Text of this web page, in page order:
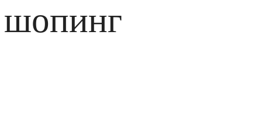
шопинг